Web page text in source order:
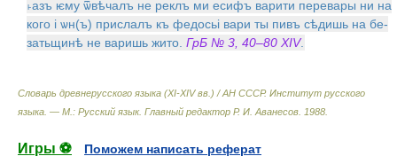
˫азъ ѥму ѿвѣчалъ не реклъ ми есифъ варити перевары ни на
кого i ѡн(ъ) прислалъ къ федосьi вари ты пивъ сѣдишь на бе-
затьщинѣ не варишь жито. ГрБ № 3, 40–80 XIV.
Словарь древнерусского языка (XI-XIV вв.) / АН СССР. Институт русского
языка. — М.: Русский язык. Главный редактор Р. И. Аванесов 1988
Игры ⚽
Поможем написать реферат